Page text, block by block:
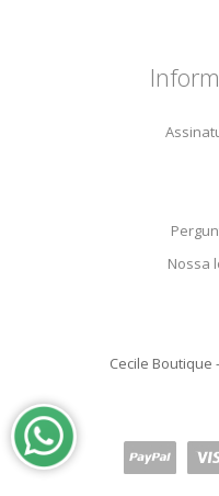
Nossa
Cecile